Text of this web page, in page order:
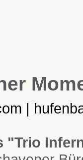
"Trio